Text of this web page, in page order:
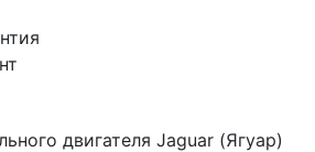
двигателя Jaguar (Ягуар)